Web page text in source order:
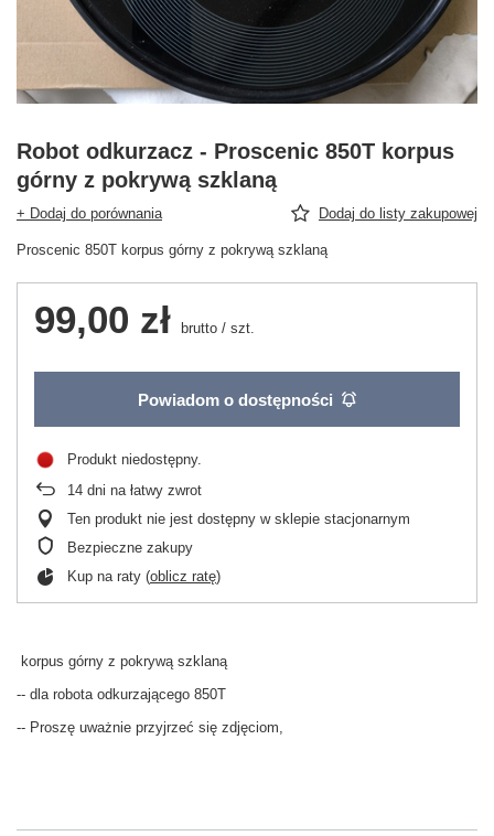
Robot odkurzacz - Proscenic 850T korpus
górny z pokrywą szklaną
+ Dodaj do porównania Dodaj do listy zakupowej
Proscenic 850T korpus górny z pokrywą szklaną
99,00 zł brutto / szt.
Powiadom o dostępności
Produkt niedostępny
14 dni na łatwy zwrot
Ten produkt nie jest dostępny w sklepie stacjonarnym
Bezpieczne zakupy
Kup na raty (oblicz ratę)
korpus górny z pokrywą szklaną
-- dla robota odkurzającego 850T
-- Proszę uważnie przyjrzeć się zdjęciom,